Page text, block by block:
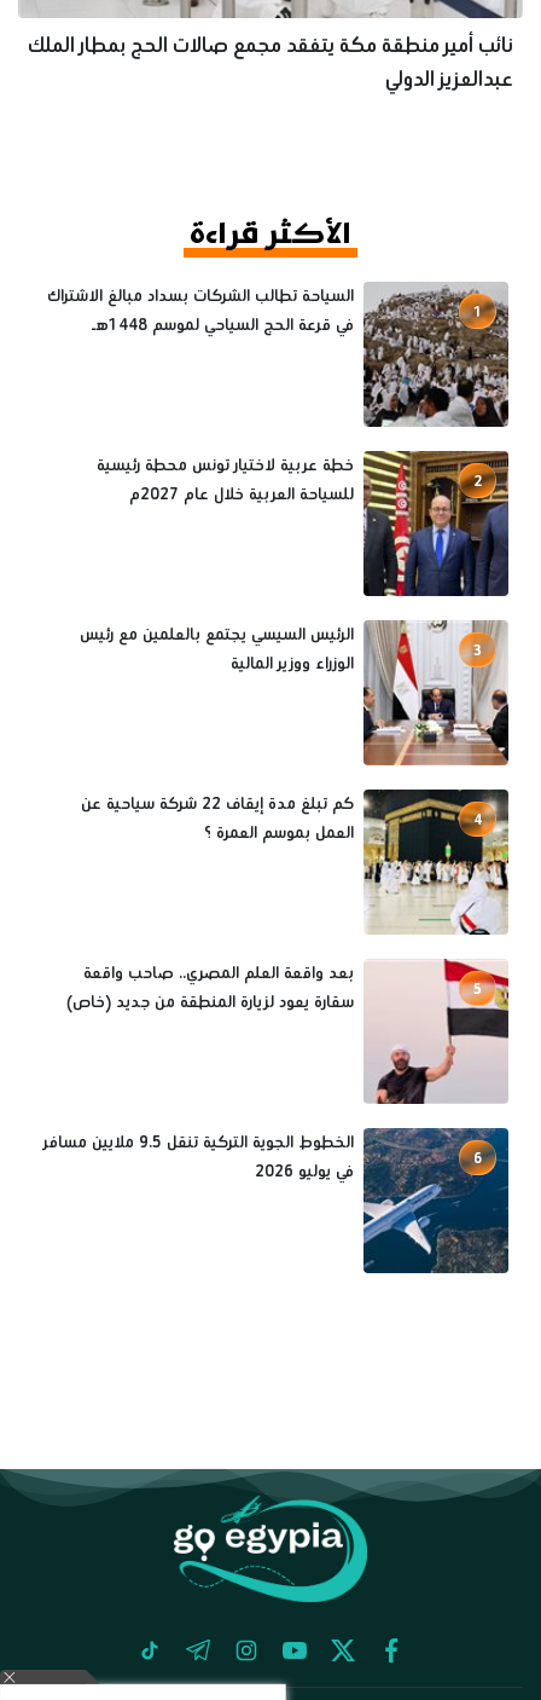
‏نائب أمير منطقة مكة يتفقد مجمع صالات الحج بمطار الملك
عبدالعزيز الدولي
الأكثر قراءة
1
السياحة تطالب الشركات بسداد مبالغ الاشتراك
في قرعة الحج السياحي لموسم 1448هـ
2
خطة عربية لاختيار تونس محطة رئيسية
للسياحة العربية خلال عام 2027م
3
الرئيس السيسي يجتمع بالعلمين مع رئيس
الوزراء ووزير المالية
4
كم تبلغ مدة إيقاف 22 شركة سياحية عن
العمل بموسم العمرة ؟
5
بعد واقعة العلم المصري.. صاحب واقعة
سقارة يعود لزيارة المنطقة من جديد (خاص)
6
الخطوط الجوية التركية تنقل 9.5 ملايين مسافر
في يوليو 2026
facebook
twitter
youtube
instagram
telegram
tiktok